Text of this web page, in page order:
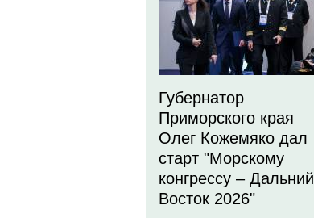
Губернатор
Приморского края
Олег Кожемяко дал
старт "Морскому
конгрессу – Дальний
Восток 2026"